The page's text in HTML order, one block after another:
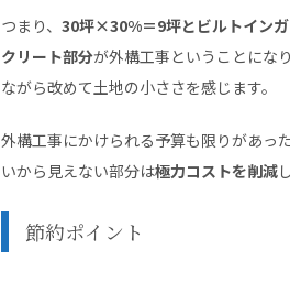
つまり、 30坪×30%＝9坪とビルトイン
クリート部分が外構工事ということにな
ながら改めて土地の小ささを感じます。
外構工事にかけられる予算も限りがあっ
いから見えない部分は極力コストを削減
節約ポイント